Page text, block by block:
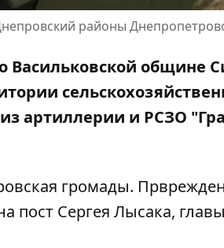
районы
общине
артиллерии и РСЗО
громады.
пост Сергея Лысака,